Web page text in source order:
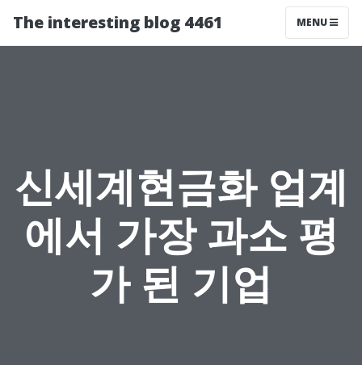
The interesting blog 4461 MENU
신세계현금화 업계
에서 가장 과소 평
가 된 기업